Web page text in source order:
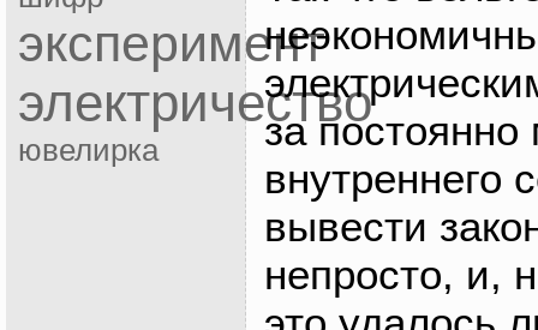
эксперимент
электричество
ювелирка
за
внутреннего
вывести
непросто, и,